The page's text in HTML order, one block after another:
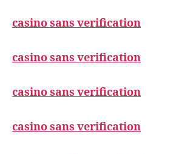
casino sans verification
casino sans verification
casino sans verification
casino sans verification